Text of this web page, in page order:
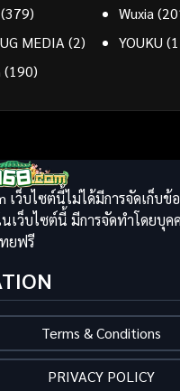
(379) Wuxia
MEDIA(2) YOUKU
(190)
เว็บไซต์นี้ไม่ได้มีการจัดเก็บข้
เว็บไซต์นี้ มีการจัดทำโดยบุค
ยฟรี
Terms & Conditions
PRIVACY POLICY